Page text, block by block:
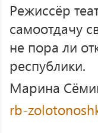
Режиссёр
самоотдачу
не пора ли
республики.
Марина
rb-